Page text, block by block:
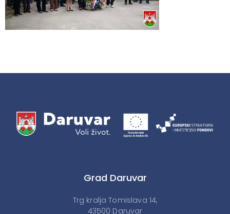
Grad Daruvar
Trg kralja Tomislava 14,
43500 Daruvar